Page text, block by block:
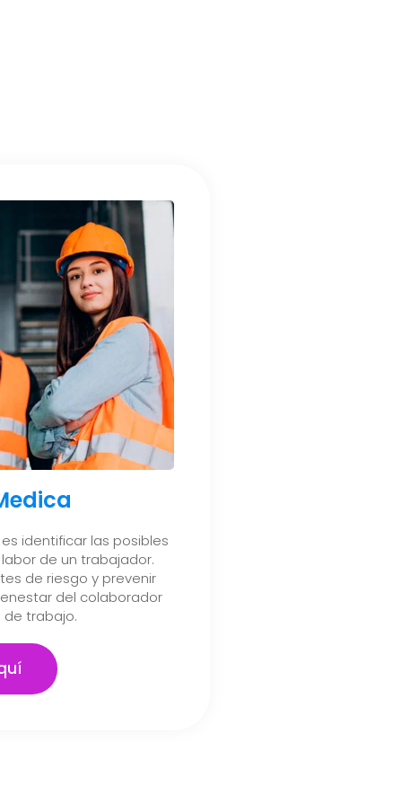
identificar las posibles
de un trabajador.
de riesgo y prevenir
del colaborador
trabajo.